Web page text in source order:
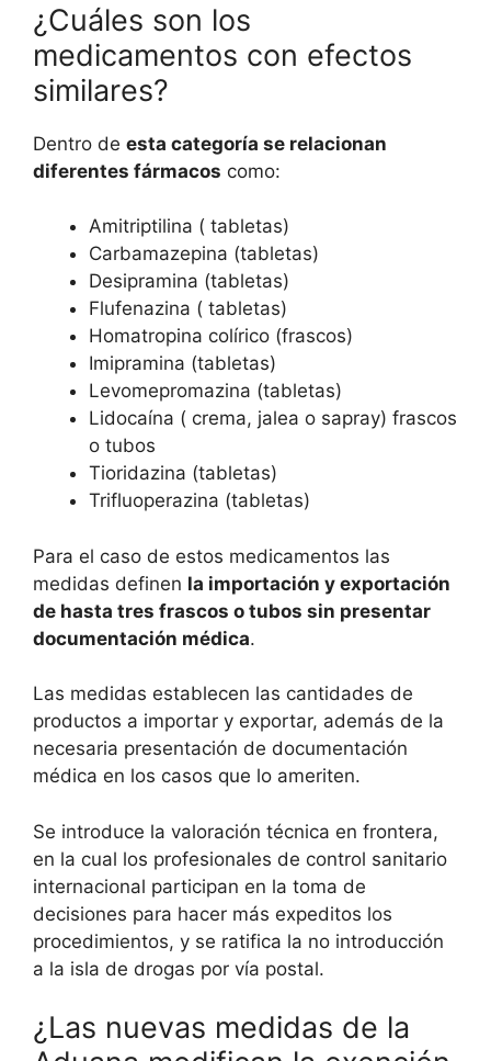
¿Cuáles son los
medicamentos con efectos
similares?
Dentro de esta categoría se relacionan
diferentes fármacos como:
Amitriptilina ( tabletas)
Carbamazepina (tabletas)
Desipramina (tabletas)
Flufenazina ( tabletas)
Homatropina colírico (frascos)
Imipramina (tabletas)
Levomepromazina (tabletas)
Lidocaína ( crema, jalea o sapray) frascos
o tubos
Tioridazina (tabletas)
Trifluoperazina (tabletas)
Para el caso de estos medicamentos las
medidas definen la importación y exportación
de hasta tres frascos o tubos sin presentar
documentación médica.
Las medidas establecen las cantidades de
productos a importar y exportar, además de la
necesaria presentación de documentación
médica en los casos que lo ameriten.
Se introduce la valoración técnica en frontera,
en la cual los profesionales de control sanitario
internacional participan en la toma de
decisiones para hacer más expeditos los
procedimientos, y se ratifica la no introducción
a la isla de drogas por vía postal.
¿Las nuevas medidas de la